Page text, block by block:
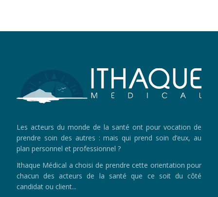
Les acteurs du monde de la santé ont pour vocation de
prendre soin des autres : mais qui prend soin d’eux, au
plan personnel et professionnel ?
Ithaque Médical a choisi de prendre cette orientation pour
chacun des acteurs de la santé que ce soit du côté
candidat ou client...